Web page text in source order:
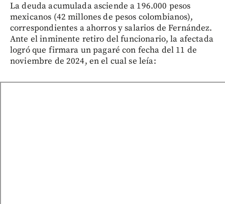
La deuda acumulada asciende a 196.000 pesos
mexicanos (42 millones de pesos colombianos),
correspondientes a ahorros y salarios de Fernández.
Ante el inminente retiro del funcionario, la afectada
logró que firmara un pagaré con fecha del 11 de
noviembre de 2024, en el cual se leía: